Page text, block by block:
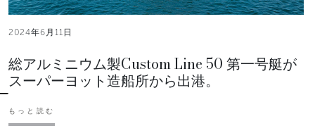
2024年6月11日
総アルミニウム製Custom Line 50 第一号艇が
スーパーヨット造船所から出港。
もっと読む